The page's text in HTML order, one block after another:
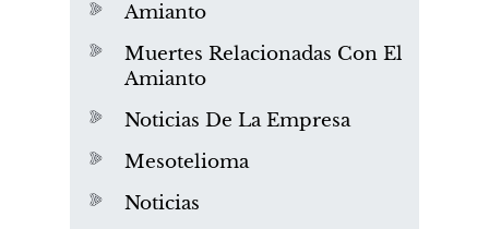
Amianto
Muertes Relacionadas Con El
Amianto
Noticias De La Empresa
Mesotelioma
Noticias